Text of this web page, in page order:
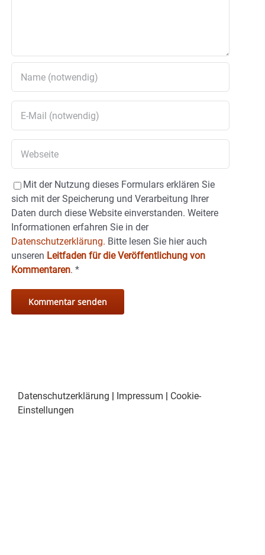
Mit der Nutzung dieses Formulars erklären Sie
sich mit der Speicherung und Verarbeitung Ihrer
Daten durch diese Website einverstanden. Weitere
Informationen erfahren Sie in der
Datenschutzerklärung. Bitte lesen Sie hier auch
unseren Leitfaden für die Veröffentlichung von
Kommentaren. *
Datenschutzerklärung Impressum
Cookie-
Einstellungen